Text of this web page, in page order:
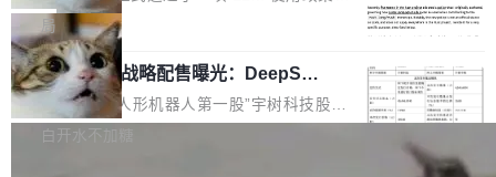
步了解开源鸿蒙在智能...
2.75 亿次，全年预计 140 亿次。GitHub...
5% RHAE Best@1，超过了 ARC 报告的人类专
家基线 95.4%。 不是又一个 coding agent 包装
器 Prime Agent 的架构和市面上大多数 coding
agent 有本质区别。大多数 agent harness 的设
计是基于早期模型的能力—...
覆盖 rust-lang/rust 单一仓库的代码贡献。这不
是项目级别的官方立场，目前由五个团队采纳，
但它可能是主流开源项目中关于 AI 辅助贡献最
细致的一份规则。 政策的核心只有一句话：LLM
可以用来分析、提炼、审阅、建议，但不能用来
局
宇树科技 IPO 战略配售曝光：DeepSe
ek 获配 93.3 万股，锁定 36 个月
8月6日晚间，“人形机器人第一股”宇树科技股份
有限公司披露IPO发行价格及战略配售结果，杭
白开水不加糖